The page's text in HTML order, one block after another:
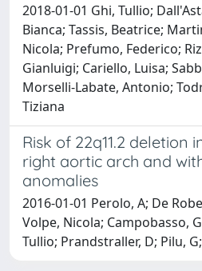
2018-01-01 Ghi, Tullio;
Bianca; Tassis, Beatrice;
Nicola; Prefumo, Federico;
Gianluigi; Cariello, Luisa;
Morselli-Labate, Antonio;
Tiziana
Risk of 22q11.2 deletion
right aortic arch and
anomalies
2016-01-01 Perolo, A; De
Volpe, Nicola; Campobasso,
Tullio; Prandstraller, D; Pilu,